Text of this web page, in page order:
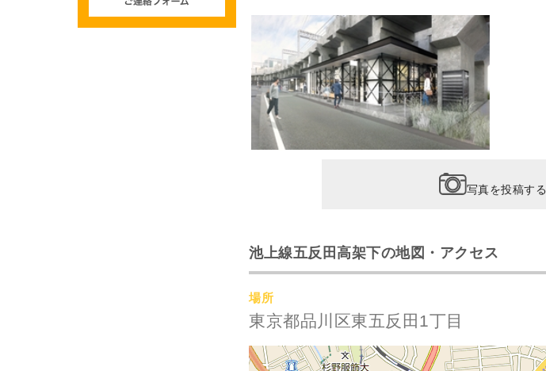
写真を投稿する
池上線五反田高架下の地図・アクセス
場所
東京都品川区東五反田1丁目